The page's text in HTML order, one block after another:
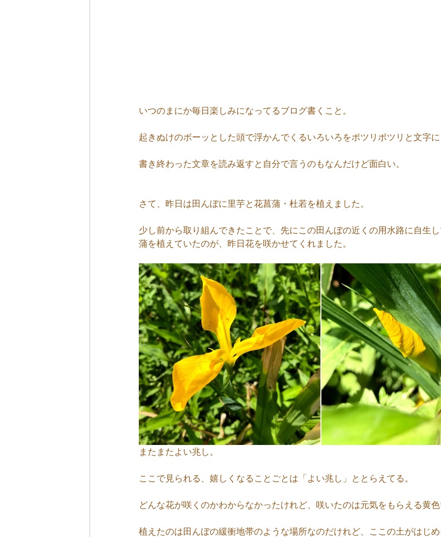
いつのまにか毎日楽しみになってるブログ書くこと。
起きぬけのボーッとした頭で浮かんでくるいろいろをポツリポツリと文字
書き終わった文章を読み返すと自分で言うのもなんだけど面白い。
さて、昨日は田んぼに里芋と花菖蒲・杜若を植えました。
少し前から取り組んできたことで、先にこの田んぼの近くの用水路に自生
蒲を植えていたのが、昨日花を咲かせてくれました。
またまたよい兆し。
ここで見られる、嬉しくなることごとは「よい兆し」ととらえてる。
どんな花が咲くのかわからなかったけれど、咲いたのは元気をもらえる黄
植えたのは田んぼの緩衝地帯のような場所なのだけれど、ここの土がはじ